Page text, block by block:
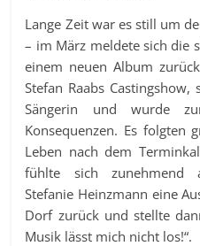
Lange Zeit war es still um
– im März meldete sich die
einem neuen Album
Stefan Raabs
Sängerin und wurde
Konsequenzen. Es folgten
Leben nach dem
fühlte sich zunehmend
Stefanie Heinzmann eine
Dorf zurück und stellte
Musik lässt mich nicht los!“.